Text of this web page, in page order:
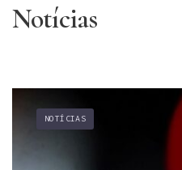
Notícias
NOTÍCIAS